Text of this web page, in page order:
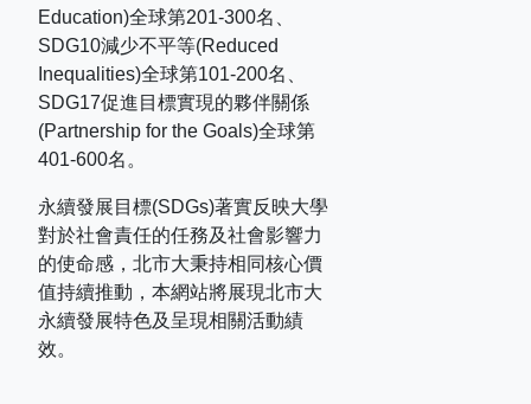
Education)全球第201-300名、
SDG10減少不平等(Reduced
Inequalities)全球第101-200名、
SDG17促進目標實現的夥伴關係
(Partnership for the Goals)全球第
401-600名。
永續發展目標(SDGs)著實反映大學
對於社會責任的任務及社會影響力
的使命感，北市大秉持相同核心價
值持續推動，本網站將展現北市大
永續發展特色及呈現相關活動績
效。